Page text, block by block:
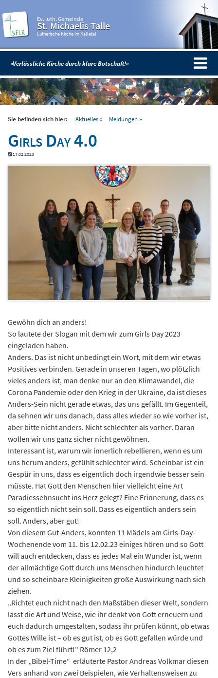
Ev. luth. Gemeinde
St. Michaelis Talle
Lutherische Kirche im Kalletal
»Verlässliche Kirche durch klare Botschaft!«
Sie befinden sich hier: Aktuelles Meldungen
Girls Day 4.0
17.02.2023
Gewöhn dich an anders!
So lautete der Slogan mit dem wir zum Girls Day 2023
eingeladen haben.
Anders. Das ist nicht unbedingt ein Wort, mit dem wir etwas
Positives verbinden. Gerade in unseren Tagen, wo plötzlich
vieles anders ist, man denke nur an den Klimawandel, die
Corona Pandemie oder den Krieg in der Ukraine, da ist dieses
Anders-Sein nicht gerade etwas, das uns gefällt. Im Gegenteil,
da sehnen wir uns danach, dass alles wieder so wie vorher ist,
aber bitte nicht anders. Nicht schlechter als vorher. Daran
wollen wir uns ganz sicher nicht gewöhnen.
Interessant ist, warum wir innerlich rebellieren, wenn es um
uns herum anders, gefühlt schlechter wird. Scheinbar ist ein
Gespür in uns, dass es eigentlich doch irgendwie besser sein
müsste. Hat Gott den Menschen hier vielleicht eine Art
Paradiessehnsucht ins Herz gelegt? Eine Erinnerung, dass es
so eigentlich nicht sein soll. Dass es eigentlich anders sein
soll. Anders, aber gut!
Von diesem Gut-Anders, konnten 11 Mädels am Girls-Day-
Wochenende vom 11. bis 12.02.23 einiges hören und so Gott
will auch entdecken, dass es jedes Mal ein Wunder ist, wenn
der allmächtige Gott durch uns Menschen hindurch leuchtet
und so scheinbare Kleinigkeiten große Auswirkung nach sich
ziehen.
„Richtet euch nicht nach den Maßstäben dieser Welt, sondern
lasst die Art und Weise, wie ihr denkt von Gott erneuern und
euch dadurch umgestalten, sodass ihr prüfen könnt, ob etwas
Gottes Wille ist – ob es gut ist, ob es Gott gefallen würde und
ob es zum Ziel führt!" Römer 12,2
In der „Bibel-Time“ erläuterte Pastor Andreas Volkmar diesen
Vers anhand von zwei Beispielen, wie Verhaltensweisen zu